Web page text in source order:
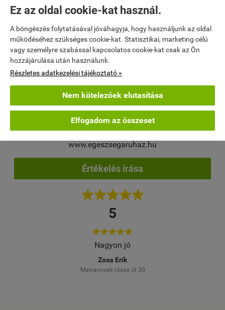
Ez az oldal cookie-kat használ.
A böngészés folytatásával jóváhagyja, hogy használjunk az oldal
működéséhez szükséges cookie-kat. Statisztikai, marketing célú
vagy személyre szabással kapcsolatos cookie-kat csak az Ön
hozzájárulása után használunk.
Részletes adatkezelési tájékoztató »
Nem kötelezőek elutasítása
Elfogadom az összeset
TERMÉKEK 
BANKKÁRTYÁS FIZETÉS
PARTNEREINK
Webáruház értékelés
www.egeszsegaruhaz.hu
Értékelés írása

5

Nagyon jó
Zosa Erik
Matranovak rózsa út 30